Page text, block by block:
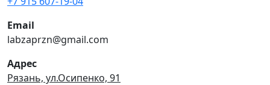
Email
labzaprzn@gmail.com
Адрес
Рязань, ул.Осипенко, 91